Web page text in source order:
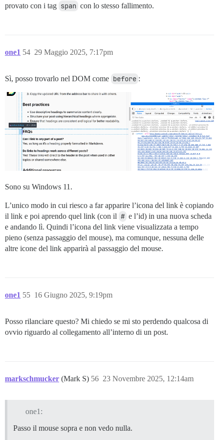
provato con i tag span con lo stesso fallimento.
one1 29 Maggio 2025, 7:17pm
54
Sì, posso trovarlo nel DOM come before :
Sono su Windows 11.
L’unico modo in cui riesco a far apparire l’icona del link è copiando
il link e poi aprendo quel link (con il # e l’id) in una nuova scheda
e andando lì. Quindi l’icona del link viene visualizzata a tempo
pieno (senza passaggio del mouse), ma comunque, nessuna delle
altre icone del link apparirà al passaggio del mouse.
one1 16 Giugno 2025, 9:19pm
55
Posso rilanciare questo? Mi chiedo se mi sto perdendo qualcosa di
ovvio riguardo al collegamento all’interno di un post.
markschmucker (Mark S) 23 Novembre 2025, 12:14am
56
one1:
Passo il mouse sopra e non vedo nulla.